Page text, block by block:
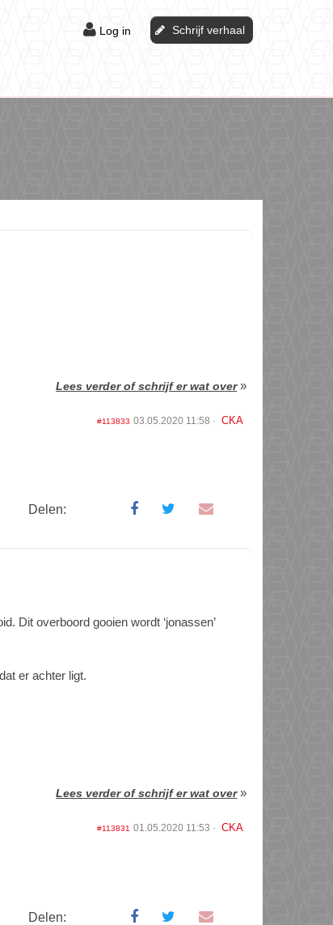
Log in Schrijf verhaal
Lees verder of schrijf er wat over»
#113833 03.05.2020 11:58 CKA
Delen:
Dit overboord gooien wordt ‘jonassen’
er achter ligt.
Lees verder of schrijf er wat over»
#113831 01.05.2020 11:53 CKA
Delen: